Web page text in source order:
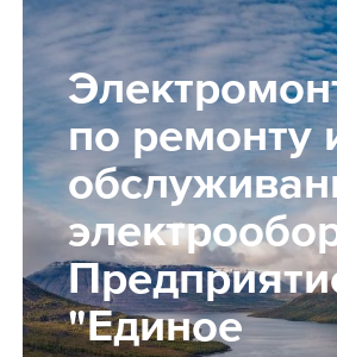
Вакансии
Производство
Офис
IT
Студентам
по ремонту
"Единое